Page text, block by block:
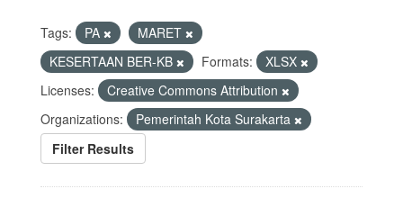
Tags: PA
MARET
KESERTAAN BER-KB
Formats:
XLSX
Licenses:
Creative Commons Attribution
Organizations:
Pemerintah Kota Surakarta
Filter Results